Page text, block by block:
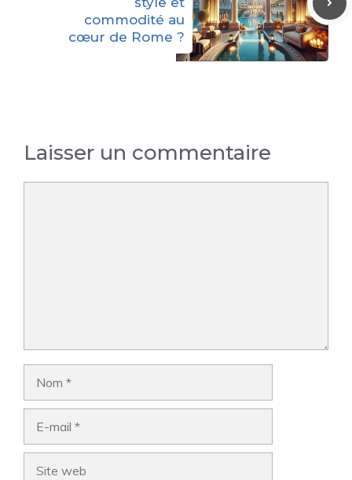
commodité au
cœur de Rome ?
Laisser un commentaire